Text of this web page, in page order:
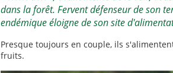
dans la forêt. Fervent défenseur de son
endémique éloigne de son site
Presque toujours en couple, ils
fruits.